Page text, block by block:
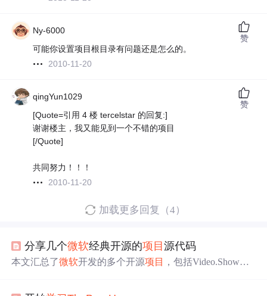
Ny-6000
可能你设置项目根目录有问题还是怎么的。
2010-11-20
赞
qingYun1029
[Quote=引用 4 楼 tercelstar 的回复:]
谢谢楼主，我又能见到一个不错的项目
[/Quote]
共同努力！！！
2010-11-20
赞
加载更多回复（4）
分享几个微软经典开源的项目源代码
本文汇总了微软开发的多个开源项目
，包括Video.Show视